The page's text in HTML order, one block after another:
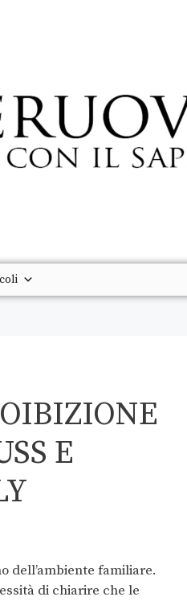
E
dell’ambiente familiare.
di chiarire che le